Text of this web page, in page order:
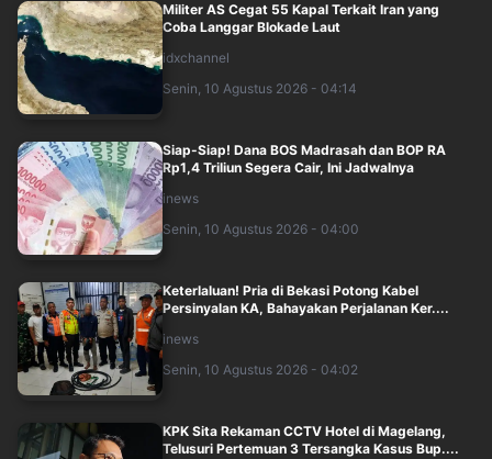
Militer AS Cegat 55 Kapal Terkait Iran yang
Coba Langgar Blokade Laut
idxchannel
Senin, 10 Agustus 2026 - 04:14
Siap-Siap! Dana BOS Madrasah dan BOP RA
Rp1,4 Triliun Segera Cair, Ini Jadwalnya
inews
Senin, 10 Agustus 2026 - 04:00
Keterlaluan! Pria di Bekasi Potong Kabel
Persinyalan KA, Bahayakan Perjalanan Ker....
inews
Senin, 10 Agustus 2026 - 04:02
KPK Sita Rekaman CCTV Hotel di Magelang,
Telusuri Pertemuan 3 Tersangka Kasus Bup....